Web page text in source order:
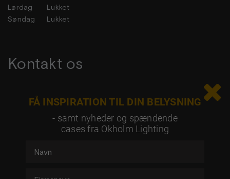
Lørdag
Lukket
Søndag
Lukket
Kontakt os

FÅ INSPIRATION TIL DIN BELYSNING
- samt nyheder og spændende
cases fra Okholm Lighting